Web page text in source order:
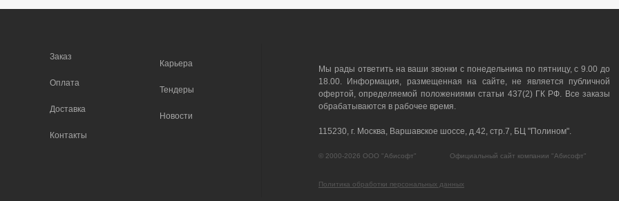
Заказ
Оплата
Доставка
Контакты
Карьера
Тендеры
Новости
Мы рады ответить на ваши звонки с понедельника по пятницу, с 9.00 до
18.00. Информация, размещенная на сайте, не является публичной
офертой, определяемой положениями статьи 437(2) ГК РФ. Все заказы
обрабатываются в рабочее время.
115230, г. Москва, Варшавское шоссе, д.42, стр.7, БЦ "Полином".
© 2000-2026 ООО "Абисофт" Официальный сайт компании "Абисофт"
Политика обработки персональных данных